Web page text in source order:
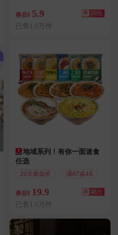
券后¥ 5.9 券 20元
已售1.0万件
地域系列！有你一面速食
任选
20天最低价 满67减48
券后¥ 19.9 券 48元
已售1.0万件